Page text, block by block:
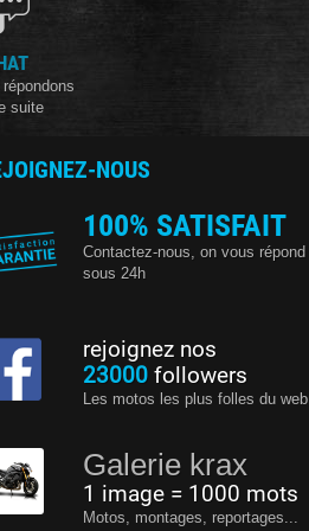
suite
NOUS
100% SATISFAIT
Contactez-nous, on vous répond
sous 24h
rejoignez nos
23000followers
Les motos les plus folles du web
Galerie krax
1 image = 1000 mots
Motos, montages, reportages...